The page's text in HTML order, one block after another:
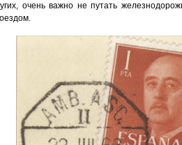
очень важно не путать